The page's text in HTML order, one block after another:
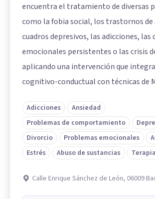
encuentra el tratamiento de diversas
como la fobia social, los trastornos de
cuadros depresivos, las adicciones, las
emocionales persistentes o las crisis
aplicando una intervención que
cognitivo-conductual con técnicas de
Adicciones
Ansiedad
Problemas de comportamiento
Divorcio
Problemas emocionales
Estrés
Abuso de sustancias
Calle Enrique Sánchez de León, 06009